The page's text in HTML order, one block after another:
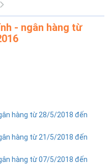
- ngân hàng từ
hàng từ 28/5/2018 đến
hàng từ 21/5/2018 đến
hàng từ 07/5/2018 đến